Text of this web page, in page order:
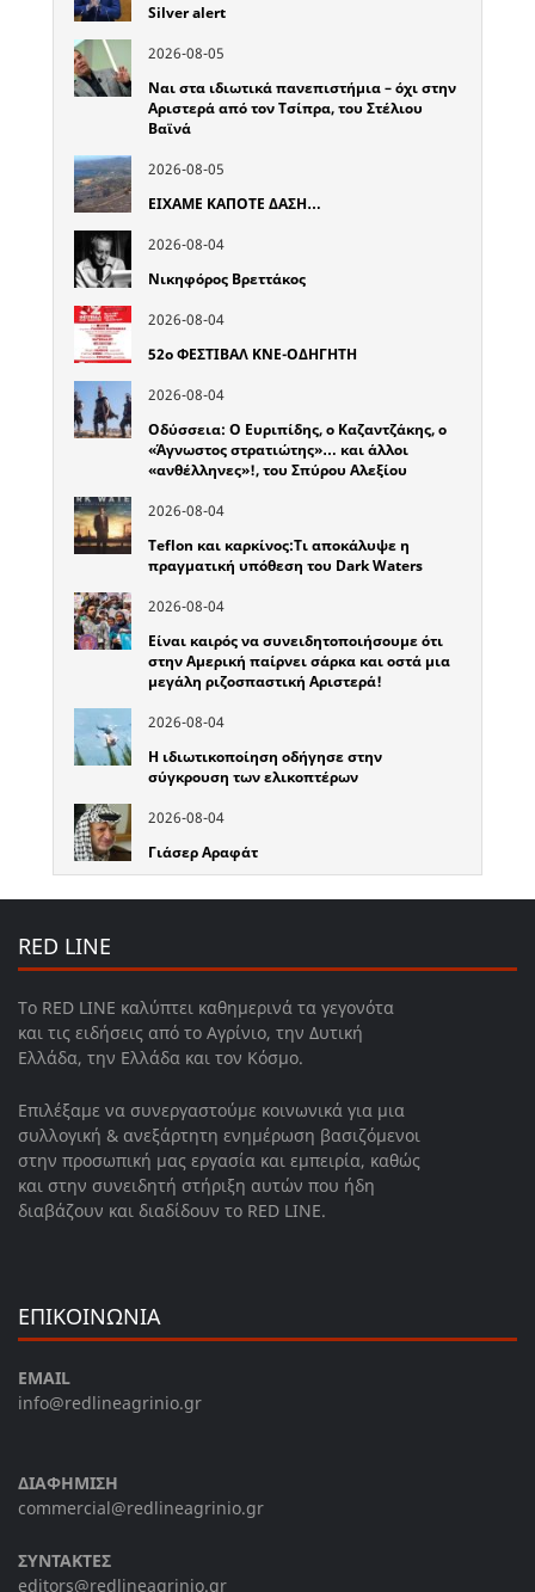
Silver alert
2026-08-05
Ναι στα ιδιωτικά πανεπιστήμια – όχι στην
Αριστερά από τον Τσίπρα, του Στέλιου
Βαϊνά
2026-08-05
ΕΙΧΑΜΕ ΚΑΠΟΤΕ ΔΑΣΗ…
2026-08-04
Νικηφόρος Βρεττάκος
2026-08-04
52o ΦΕΣΤΙΒΑΛ ΚΝΕ-ΟΔΗΓΗΤΗ
2026-08-04
Οδύσσεια: Ο Ευριπίδης, ο Καζαντζάκης, ο
«Άγνωστος στρατιώτης»… και άλλοι
«ανθέλληνες»!, του Σπύρου Αλεξίου
2026-08-04
Teflon και καρκίνος:Τι αποκάλυψε η
πραγματική υπόθεση του Dark Waters
2026-08-04
Είναι καιρός να συνειδητοποιήσουμε ότι
στην Αμερική παίρνει σάρκα και οστά μια
μεγάλη ριζοσπαστική Αριστερά!
2026-08-04
Η ιδιωτικοποίηση οδήγησε στην
σύγκρουση των ελικοπτέρων
2026-08-04
Γιάσερ Αραφάτ
RED LINE
Το RED LINE καλύπτει καθημερινά τα γεγονότα
και τις ειδήσεις από το Αγρίνιο, την Δυτική
Ελλάδα, την Ελλάδα και τον Κόσμο.
Επιλέξαμε να συνεργαστούμε κοινωνικά για μια
συλλογική & ανεξάρτητη ενημέρωση βασιζόμενοι
στην προσωπική μας εργασία και εμπειρία, καθώς
και στην συνειδητή στήριξη αυτών που ήδη
διαβάζουν και διαδίδουν το RED LINE.
ΕΠΙΚΟΙΝΩΝΙΑ
EMAIL
info@redlineagrinio.gr
ΔΙΑΦΗΜΙΣΗ
commercial@redlineagrinio.gr
ΣΥΝΤΑΚΤΕΣ
editors@redlineagrinio.gr